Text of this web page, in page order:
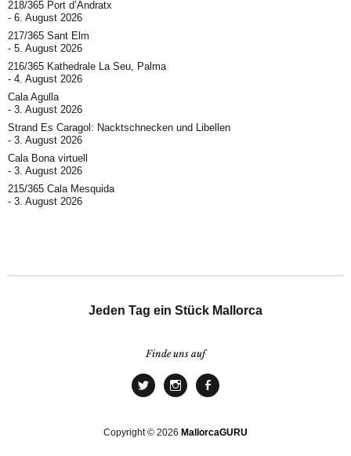
218/365 Port d’Andratx
6. August 2026
217/365 Sant Elm
5. August 2026
216/365 Kathedrale La Seu, Palma
4. August 2026
Cala Agulla
3. August 2026
Strand Es Caragol: Nacktschnecken und Libellen
3. August 2026
Cala Bona virtuell
3. August 2026
215/365 Cala Mesquida
3. August 2026
Jeden Tag ein Stück Mallorca
Finde uns auf
Copyright © 2026 MallorcaGURU